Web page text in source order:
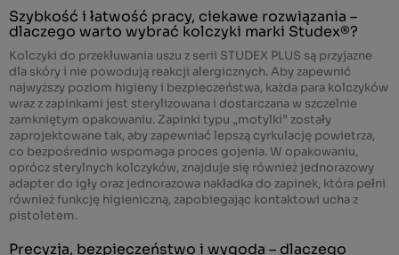
Szybkość i łatwość pracy, ciekawe rozwiązania –
dlaczego warto wybrać kolczyki marki Studex®?
Kolczyki do przekłuwania uszu z serii STUDEX PLUS są przyjazne
dla skóry i nie powodują reakcji alergicznych. Aby zapewnić
najwyższy poziom higieny i bezpieczeństwa, każda para kolczyków
wraz z zapinkami jest sterylizowana i dostarczana w szczelnie
zamkniętym opakowaniu. Zapinki typu „motylki” zostały
zaprojektowane tak, aby zapewniać lepszą cyrkulację powietrza,
co bezpośrednio wspomaga proces gojenia. W opakowaniu,
oprócz sterylnych kolczyków, znajduje się również jednorazowy
adapter do igły oraz jednorazowa nakładka do zapinek, która pełni
również funkcję higieniczną, zapobiegając kontaktowi ucha z
pistoletem.
Precyzja, bezpieczeństwo i wygoda – dlaczego